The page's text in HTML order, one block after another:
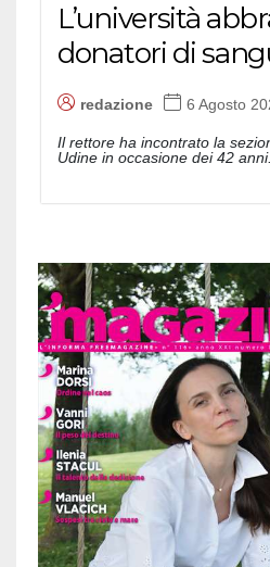
L’università
donatori di
redazione 6 Agosto
Il rettore ha incontrato la
Udine in occasione dei 42